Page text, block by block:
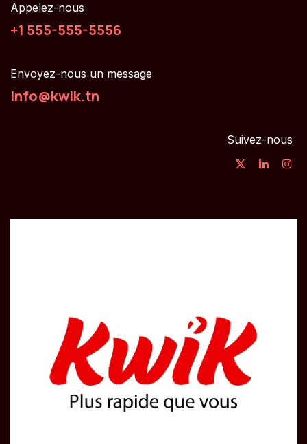
Appelez-nous
+1 555-555-5556
Envoyez-nous un message
info@kwik.tn
Suivez-nous